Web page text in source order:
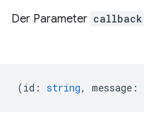
Der Parameter callback
(id : string, message :